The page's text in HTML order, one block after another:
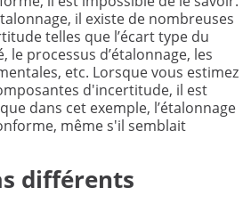
il existe de nombreuses
telles que l’écart type du
processus d’étalonnage, les
etc. Lorsque vous estimez
d'incertitude, il est
dans cet exemple, l’étalonnage
même s'il semblait
différents